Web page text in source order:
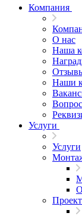
Компания
О нас
Наша
Наши
Услуги
Услуги